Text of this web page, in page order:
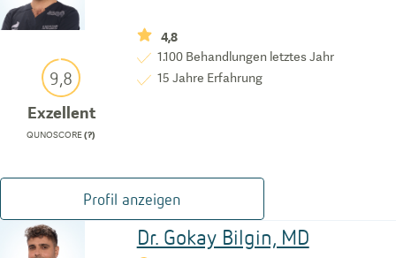
9,8
Exzellent
QUNOSCORE(?)
4,8
1.100 Behandlungen letztes Jahr
15 Jahre Erfahrung
Profil anzeigen
Dr. Gokay Bilgin, MD